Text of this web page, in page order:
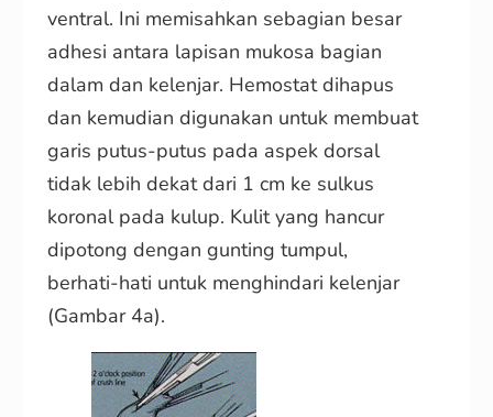
ventral. Ini memisahkan sebagian besar
adhesi antara lapisan mukosa bagian
dalam dan kelenjar. Hemostat dihapus
dan kemudian digunakan untuk membuat
garis putus-putus pada aspek dorsal
tidak lebih dekat dari 1 cm ke sulkus
koronal pada kulup. Kulit yang hancur
dipotong dengan gunting tumpul,
berhati-hati untuk menghindari kelenjar
(Gambar 4a).